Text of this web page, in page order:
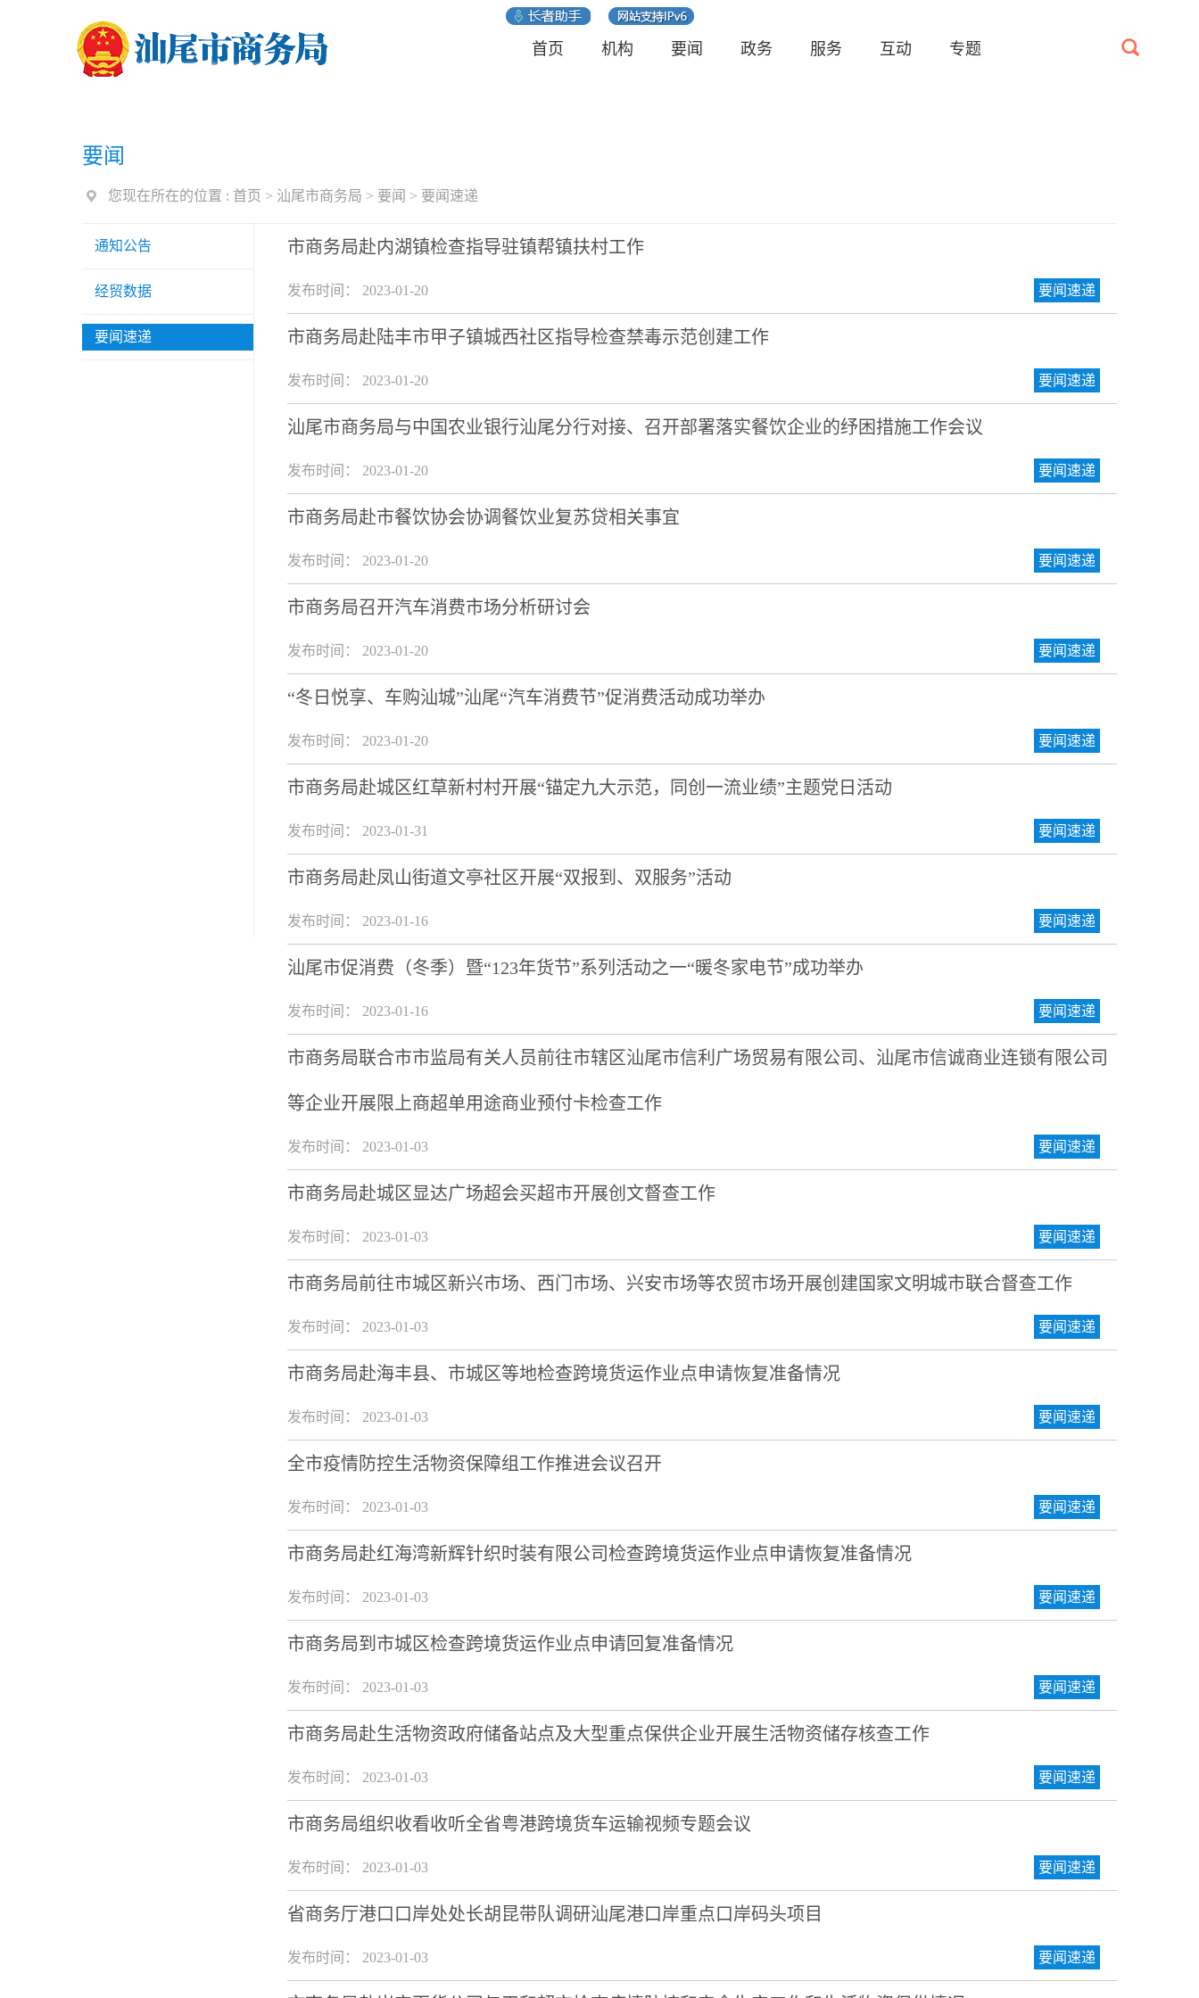
首页 机构 要闻 政务 服务 互动 专题
要闻
您现在所在的位置 : 首页 > 汕尾市商务局 > 要闻 > 要闻速递
通知公告
经贸数据
要闻速递
市商务局赴内湖镇检查指导驻镇帮镇扶村工作
发布时间： 2023-01-20 要闻速递
市商务局赴陆丰市甲子镇城西社区指导检查禁毒示范创建工作
发布时间： 2023-01-20 要闻速递
汕尾市商务局与中国农业银行汕尾分行对接、召开部署落实餐饮企业的纾困措施工作会议
发布时间： 2023-01-20 要闻速递
市商务局赴市餐饮协会协调餐饮业复苏贷相关事宜
发布时间： 2023-01-20 要闻速递
市商务局召开汽车消费市场分析研讨会
发布时间： 2023-01-20 要闻速递
“冬日悦享、车购汕城”汕尾“汽车消费节”促消费活动成功举办
发布时间： 2023-01-20 要闻速递
市商务局赴城区红草新村村开展“锚定九大示范，同创一流业绩”主题党日活动
发布时间： 2023-01-31 要闻速递
市商务局赴凤山街道文亭社区开展“双报到、双服务”活动
发布时间： 2023-01-16 要闻速递
汕尾市促消费（冬季）暨“123年货节”系列活动之一“暖冬家电节”成功举办
发布时间： 2023-01-16 要闻速递
市商务局联合市市监局有关人员前往市辖区汕尾市信利广场贸易有限公司、汕尾市信诚商业连锁有限公司
等企业开展限上商超单用途商业预付卡检查工作
发布时间： 2023-01-03 要闻速递
市商务局赴城区显达广场超会买超市开展创文督查工作
发布时间： 2023-01-03 要闻速递
市商务局前往市城区新兴市场、西门市场、兴安市场等农贸市场开展创建国家文明城市联合督查工作
发布时间： 2023-01-03 要闻速递
市商务局赴海丰县、市城区等地检查跨境货运作业点申请恢复准备情况
发布时间： 2023-01-03 要闻速递
全市疫情防控生活物资保障组工作推进会议召开
发布时间： 2023-01-03 要闻速递
市商务局赴红海湾新辉针织时装有限公司检查跨境货运作业点申请恢复准备情况
发布时间： 2023-01-03 要闻速递
市商务局到市城区检查跨境货运作业点申请回复准备情况
发布时间： 2023-01-03 要闻速递
市商务局赴生活物资政府储备站点及大型重点保供企业开展生活物资储存核查工作
发布时间： 2023-01-03 要闻速递
市商务局组织收看收听全省粤港跨境货车运输视频专题会议
发布时间： 2023-01-03 要闻速递
省商务厅港口口岸处处长胡昆带队调研汕尾港口岸重点口岸码头项目
发布时间： 2023-01-03 要闻速递